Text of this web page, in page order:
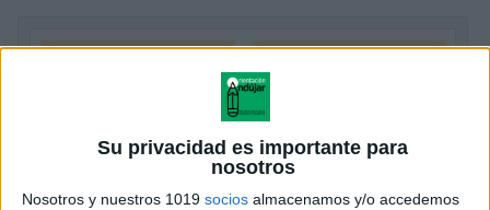
Su privacidad es importante para
nosotros
Nosotros y nuestros 1019 socios almacenamos y/o accedemos